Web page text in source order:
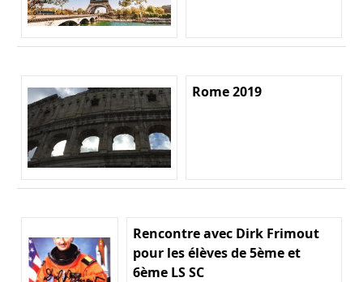
Rome 2019
Rencontre avec Dirk Frimout
pour les élèves de 5ème et
6ème LS SC